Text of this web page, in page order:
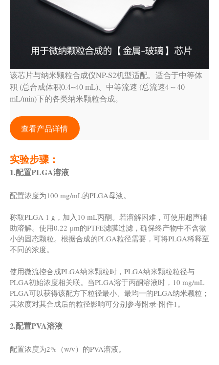
该芯片与纳米颗粒合成仪NP-S2机型适配。适合于中等体
积 (总合成体积0.4~40 mL)、中等流速 (总流速4～40
mL/min)下的各类纳米颗粒合成。
查看产品详情
实验步骤：
1.配置PLGA溶液
配置浓度为100 mg/mL的PLGA母液。
称取PLGA 1 g，加入10 mL丙酮。若溶解困难，可使用超声辅
助溶解。使用0.22 μm的PTFE滤膜过滤，确保终产物中不含微
小的固态颗粒。根据合成的PLGA粒径需要，可将PLGA稀释至
不同的浓度。
使用微流控合成PLGA纳米颗粒时，PLGA纳米颗粒粒径与
PLGA初始浓度相关联。当PLGA溶于丙酮溶液时，10 mg/mL
PLGA可以获得该配方下粒径最小、最均一的PLGA纳米颗粒；
其浓度对其合成后的粒径影响可分别参考附录-附件1。
2.配置PVA溶液
配置浓度为2%（w/v）的PVA溶液。